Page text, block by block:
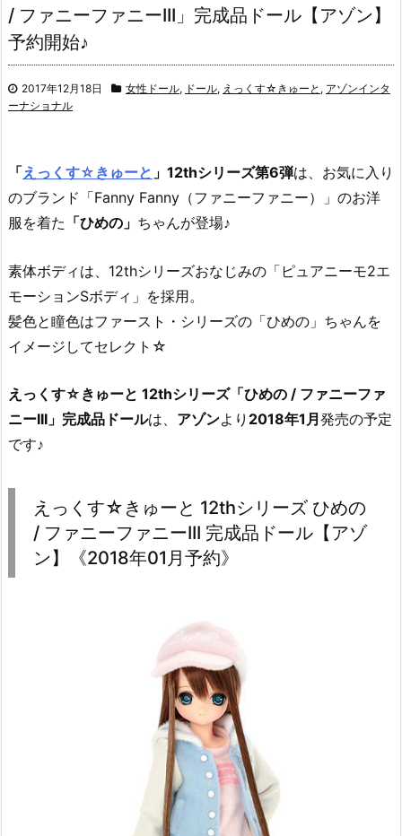
/ ファニーファニーIII」完成品ドール【アゾン】
予約開始♪
2017年12月18日 女性ドール, ドール, えっくす☆きゅーと , アゾンインタ
ーナショナル
「えっくす☆きゅーと 」12thシリーズ第6弾は、お気に入り
のブランド「Fanny Fanny（ファニーファニー）」のお洋
服を着た 「ひめの」 ちゃんが登場♪
素体ボディは、12thシリーズおなじみの「ピュアニーモ2エ
モーションSボディ」を採用。
髪色と瞳色はファースト・シリーズの「ひめの」ちゃんを
イメージしてセレクト☆
えっくす☆きゅーと 12thシリーズ「ひめの / ファニーファ
ニーIII」完成品ドールは、 アゾンより 2018年1月 発売の予定
です♪
えっくす☆きゅーと 12thシリーズ ひめの
/ ファニーファニーIII 完成品ドール【アゾ
ン】《2018年01月予約》